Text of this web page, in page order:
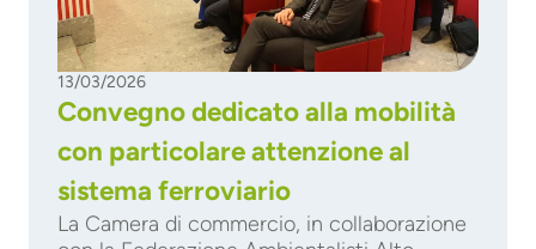
13/03/2026
Convegno dedicato alla mobilità
con particolare attenzione al
sistema ferroviario
La Camera di commercio, in collaborazione